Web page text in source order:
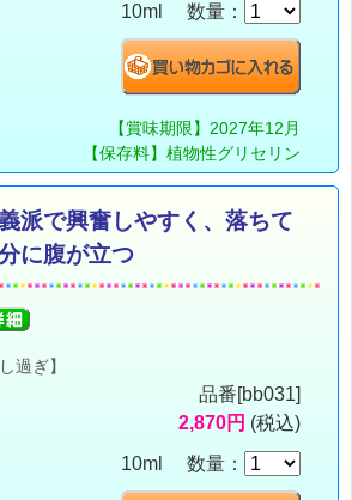
10ml 数量：
【賞味期限】2027年12月
【保存料】植物性グリセリン
派で興奮しやすく、落ちて
に腹が立つ
過ぎ】
品番[bb031]
2,870円 (税込)
10ml 数量：